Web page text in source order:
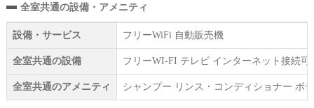
全室共通の設備・アメニティ
設備・サービス フリーWiFi 自動販売機
全室共通の設備 フリーWI‐FI テレビ インターネット接続
全室共通のアメニティ シャンプー リンス・コンディショナー ボ